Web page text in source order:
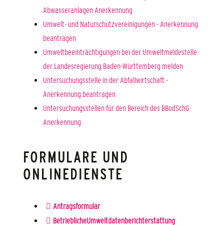
Abwasseranlagen Anerkennung
Umwelt- und Naturschutzvereinigungen - Anerkennung
beantragen
Umweltbeeinträchtigungen bei der Umweltmeldestelle
der Landesregierung Baden-Württemberg melden
Untersuchungsstelle in der Abfallwirtschaft -
Anerkennung beantragen
Untersuchungsstellen für den Bereich des BBodSchG
Anerkennung
FORMULARE UND
ONLINEDIENSTE
Antragsformular
BetrieblicheUmweltdatenberichterstattung